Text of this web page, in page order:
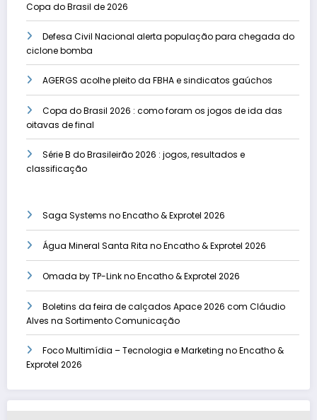
Copa do Brasil de 2026
Defesa Civil Nacional alerta população para chegada do
ciclone bomba
AGERGS acolhe pleito da FBHA e sindicatos gaúchos
Copa do Brasil 2026 : como foram os jogos de ida das
oitavas de final
Série B do Brasileirão 2026 : jogos, resultados e
classificação
Saga Systems no Encatho & Exprotel 2026
Água Mineral Santa Rita no Encatho & Exprotel 2026
Omada by TP-Link no Encatho & Exprotel 2026
Boletins da feira de calçados Apace 2026 com Cláudio
Alves na Sortimento Comunicação
Foco Multimídia – Tecnologia e Marketing no Encatho &
Exprotel 2026